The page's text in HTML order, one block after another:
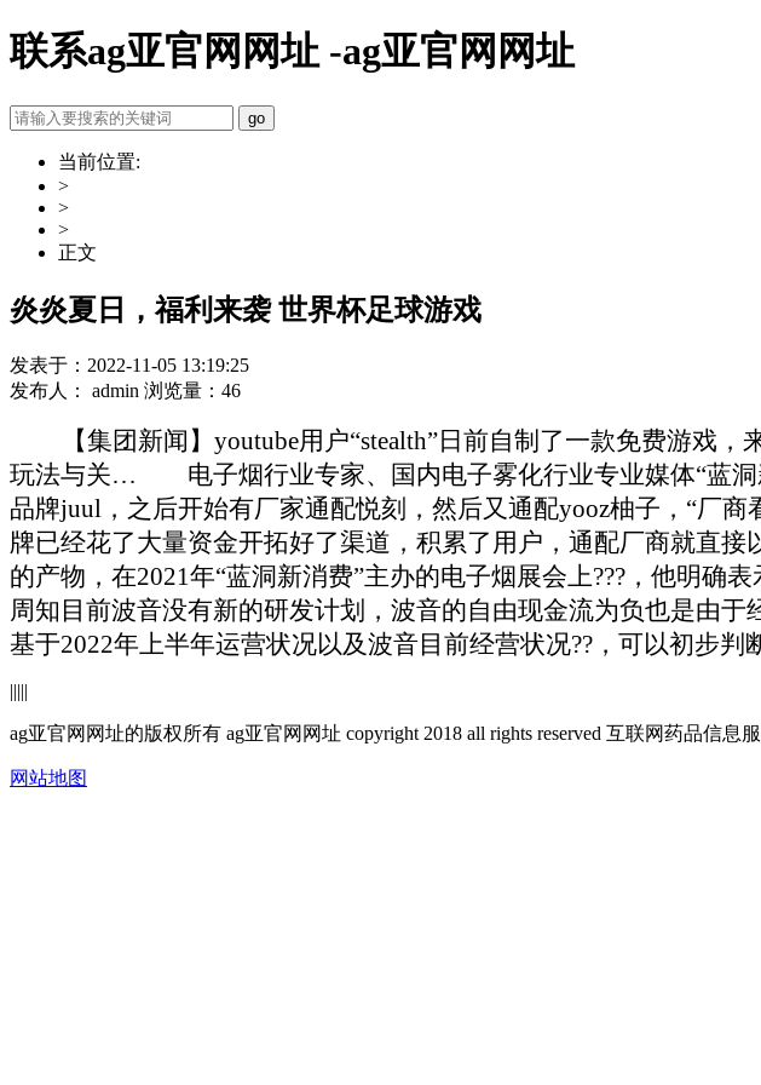
联系ag亚官网网址 -ag亚官网网址
当前位置:
>
>
>
正文
炎炎夏日，福利来袭 世界杯足球游戏
发表于：2022-11-05 13:19:25
发布人： admin 浏览量：46
【集团新闻】youtube用户“stealth”日前自制了一款免费游戏
玩法与关… 电子烟行业专家、国内电子雾化行业专业媒体“蓝洞
品牌juul，之后开始有厂家通配悦刻，然后又通配yooz柚子，“厂
牌已经花了大量资金开拓好了渠道，积累了用户，通配厂商就直
的产物，在2021年“蓝洞新消费”主办的电子烟展会上???，他明确表
周知目前波音没有新的研发计划，波音的自由现金流为负也是由
基于2022年上半年运营状况以及波音目前经营状况??，可以初步判
|||||
ag亚官网网址的版权所有 ag亚官网网址 copyright 2018 all rights reserved 互联网药品信
网站地图